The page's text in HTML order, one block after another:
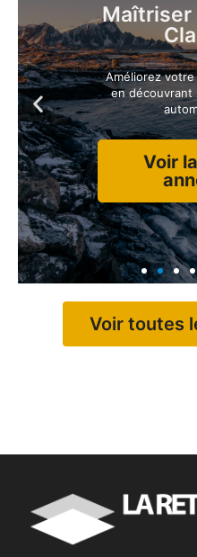
Maîtriser
Améliorez
en découvrant
Voir
Voir toutes